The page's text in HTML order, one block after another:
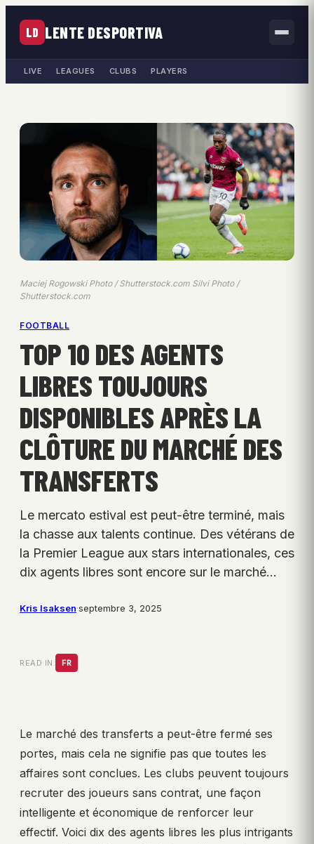
LD LENTE DESPORTIVA
LIVE LEAGUES CLUBS PLAYERS
Maciej Rogowski Photo / Shutterstock.com Silvi Photo /
Shutterstock.com
FOOTBALL
TOP 10 DES AGENTS
LIBRES TOUJOURS
DISPONIBLES APRÈS LA
CLÔTURE DU MARCHÉ DES
TRANSFERTS
Le mercato estival est peut-être terminé, mais
la chasse aux talents continue. Des vétérans de
la Premier League aux stars internationales, ces
dix agents libres sont encore sur le marché…
Kris Isaksen·septembre 3, 2025
READ IN: FR
Le marché des transferts a peut-être fermé ses
portes, mais cela ne signifie pas que toutes les
affaires sont conclues. Les clubs peuvent toujours
recruter des joueurs sans contrat, une façon
intelligente et économique de renforcer leur
effectif. Voici dix des agents libres les plus intrigants